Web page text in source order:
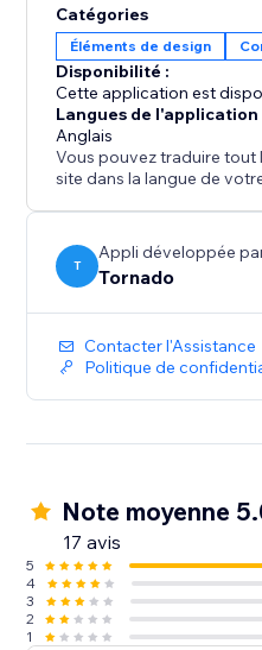
Catégories
Éléments de design
Disponibilité :
Cette application est
Langues de l'application
Anglais
Vous pouvez traduire
site dans la langue de
T
Appli développée
Tornado
Contacter l'Assistance
Politique de
Note moyenne
17 avis
5
4
3
2
1